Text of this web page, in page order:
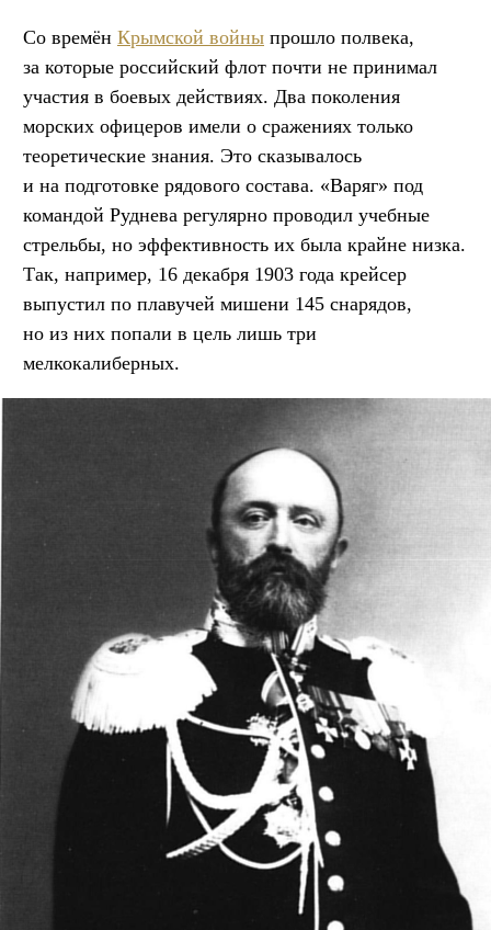
Со времён Крымской войны прошло полвека,
за которые российский флот почти не принимал
участия в боевых действиях. Два поколения
морских офицеров имели о сражениях только
теоретические знания. Это сказывалось
и на подготовке рядового состава. «Варяг» под
командой Руднева регулярно проводил учебные
стрельбы, но эффективность их была крайне низка.
Так, например, 16 декабря 1903 года крейсер
выпустил по плавучей мишени 145 снарядов,
но из них попали в цель лишь три
мелкокалиберных.